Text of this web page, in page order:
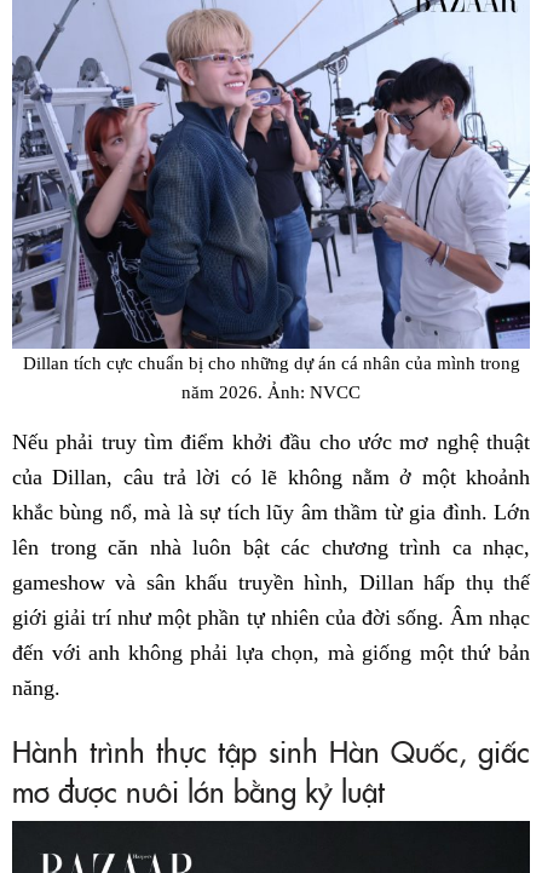
Dillan tích cực chuẩn bị cho những dự án cá nhân của mình trong
năm 2026. Ảnh: NVCC
Nếu phải truy tìm điểm khởi đầu cho ước mơ nghệ thuật
của Dillan, câu trả lời có lẽ không nằm ở một khoảnh
khắc bùng nổ, mà là sự tích lũy âm thầm từ gia đình. Lớn
lên trong căn nhà luôn bật các chương trình ca nhạc,
gameshow và sân khấu truyền hình, Dillan hấp thụ thế
giới giải trí như một phần tự nhiên của đời sống. Âm nhạc
đến với anh không phải lựa chọn, mà giống một thứ bản
năng.
Hành trình thực tập sinh Hàn Quốc, giấc
mơ được nuôi lớn bằng kỷ luật